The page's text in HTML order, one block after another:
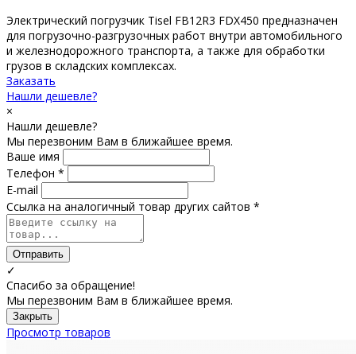
Электрический погрузчик Tisel FB12R3 FDX450 предназначен
для погрузочно-разгрузочных работ внутри автомобильного
и железнодорожного транспорта, а также для обработки
грузов в складских комплексах.
Заказать
Нашли дешевле?
×
Нашли дешевле?
Мы перезвоним Вам в ближайшее время.
Ваше имя
Телефон *
E-mail
Ссылка на аналогичный товар других сайтов *
Отправить
✓
Спасибо за обращение!
Мы перезвоним Вам в ближайшее время.
Закрыть
Просмотр товаров